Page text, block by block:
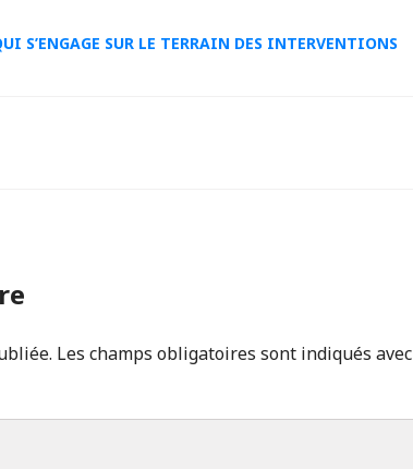
S’ENGAGE SUR LE TERRAIN DES INTERVENTIONS
Les champs obligatoires sont indiqués avec